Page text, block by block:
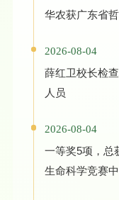
2026-08-04
薛红卫校长检
人员
2026-08-04
一等奖5项，总
生命科学竞赛